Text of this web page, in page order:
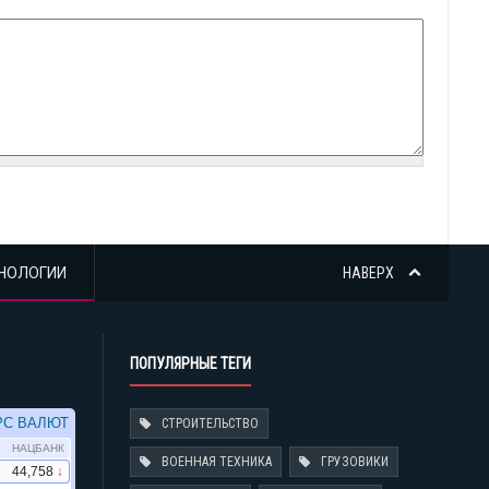
НАВЕРХ
ПОПУЛЯРНЫЕ ТЕГИ
СТРОИТЕЛЬСТВО
ВОЕННАЯ ТЕХНИКА ГРУЗОВИКИ